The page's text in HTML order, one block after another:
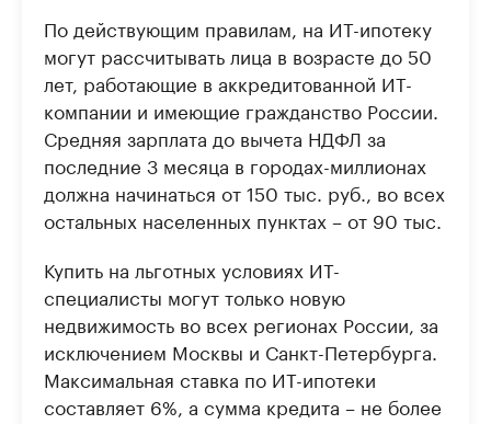
По действующим правилам, на ИТ-ипотеку
могут рассчитывать лица в возрасте до 50
лет, работающие в аккредитованной ИТ-
компании и имеющие гражданство России.
Средняя зарплата до вычета НДФЛ за
последние 3 месяца в городах-миллионах
должна начинаться от 150 тыс. руб., во всех
остальных населенных пунктах – от 90 тыс.
Купить на льготных условиях ИТ-
специалисты могут только новую
недвижимость во всех регионах России, за
исключением Москвы и Санкт-Петербурга.
Максимальная ставка по ИТ-ипотеки
составляет 6%, а сумма кредита – не более